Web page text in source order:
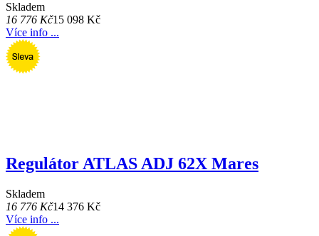
Skladem
16 776 Kč15 098 Kč
Více info ...
Regulátor ATLAS ADJ 62X Mares
Skladem
16 776 Kč14 376 Kč
Více info ...